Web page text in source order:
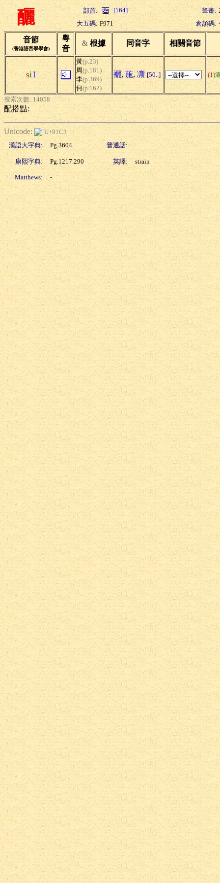
釃 部首: [164] 筆畫:
大五碼: F971 倉頡碼:
音節
(香港語言學學會)
粵
音
& 根據 同音字 相關音節
si1
黃(p.23)
周(p.181)
李(p.369)
何(p.162)
襹, 葹, 凘 [50..] (1)
搜索次數: 14058
配搭點:
Unicode:
U+91C3
漢語大字典:
Pg.3604 普通話:
康熙字典: Pg.1217.290 英譯: strain
Matthews: -